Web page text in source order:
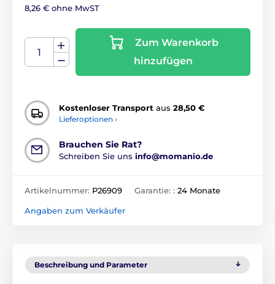
8,26 € ohne MwST
Zum Warenkorb
hinzufügen
Kostenloser Transport aus 28,50 €
Lieferoptionen ›
Brauchen Sie Rat?
Schreiben Sie uns info@momanio.de
Artikelnummer: P26909 Garantie: : 24 Monate
Angaben zum Verkäufer
Beschreibung und Parameter